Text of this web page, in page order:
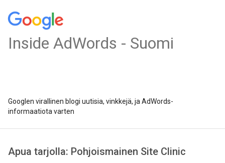
Inside AdWords - Suomi
Googlen virallinen blogi uutisia, vinkkejä, ja AdWords-
informaatiota varten
Apua tarjolla: Pohjoismainen Site Clinic